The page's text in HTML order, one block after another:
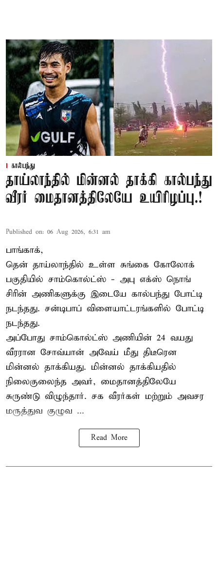
கால்பந்து
தாய்லாந்தில் மின்னல் தாக்கி கால்பந்து
வீரர் மைதானத்திலேயே உயிரிழப்பு.!
Published on: 06 Aug 2026, 6:31 am
பாங்காக்,
தென் தாய்லாந்தில் உள்ள சுங்கை கோலோக்
பகுதியில் சாம்கொல்ட்ஸ் - அபு எக்ஸ் நொங்
சிரின் அணிகளுக்கு இடையே கால்பந்து போட்டி
நடந்தது. சன்டிபாப் விளையாட்டரங்களில் போட்டி
நடந்தது.
அப்போது சாம்கொல்ட்ஸ் அணியின் 24 வயது
வீரரான சோவ்யான் அவேய் மீது திடீரென
மின்னல் தாக்கியது. மின்னல் தாக்கியதில்
நிலைகுலைந்த அவர், மைதானத்திலேயே
சுருண்டு விழுந்தார். சக வீரர்கள் மற்றும் அவசர
மருத்துவ குழுவ ...
Read More